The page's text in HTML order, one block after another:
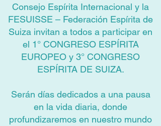
Consejo Espírita Internacional y la
FESUISSE – Federación Espírita de
Suiza invitan a todos a participar en
el 1° CONGRESO ESPÍRITA
EUROPEO y 3° CONGRESO
ESPÍRITA DE SUIZA.
Serán días dedicados a una pausa
en la vida diaria, donde
profundizaremos en nuestro mundo